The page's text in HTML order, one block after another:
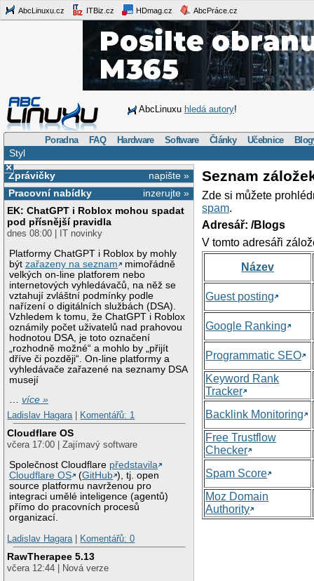
AbcLinuxu.cz ITBiz.cz HDmag.cz AbcPráce.cz
AbcLinuxu hledá autory!
Poradna FAQ Hardware Software Články Učebnice
Styl
×
napište »
Zprávičky
inzerujte »
Pracovní nabídky
EK: ChatGPT i Roblox mohou spadat
pod přísnější pravidla
dnes 08:00 | IT novinky
Platformy ChatGPT i Roblox by mohly
býtzařazeny na seznam
mimořádně
velkých on-line platforem nebo
internetových vyhledávačů, na něž se
vztahují zvláštní podmínky podle
nařízení o digitálních službách (DSA).
Vzhledem k tomu, že ChatGPT i Roblox
oznámily počet uživatelů nad prahovou
hodnotou DSA, je toto označení
„rozhodně možné“ a mohlo by „přijít
dříve či později“. On-line platformy a
vyhledávače zařazené na seznamy DSA
musejí
…více »
Ladislav Hagara
Komentářů: 1
Cloudflare OS
včera 17:00 | Zajímavý software
Společnost Cloudflare představila
Cloudflare OS
(GitHub ), tj. open
source platformu navrženou pro
integraci umělé inteligence (agentů)
přímo do pracovních procesů
organizací.
Ladislav Hagara
Komentářů: 0
RawTherapee 5.13
včera 12:44 | Nová verze
Seznam
Zde si můžete
spam.
Adresář: /Blogs
V tomto adresáři
Název
Guest posting
Google Ranking
Programmatic SEO
Keyword Rank
Tracker
Backlink Monitoring
Free Trustflow
Checker
Spam Score
Moz Domain
Authority